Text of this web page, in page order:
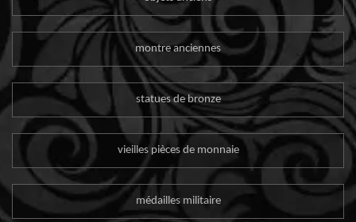
montre anciennes
statues de bronze
vieilles pièces de monnaie
médailles militaire